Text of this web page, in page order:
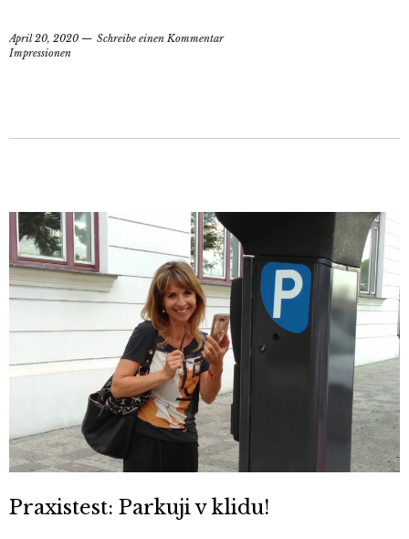
April 20, 2020
Schreibe einen Kommentar
Impressionen
Praxistest: Parkuji v klidu!